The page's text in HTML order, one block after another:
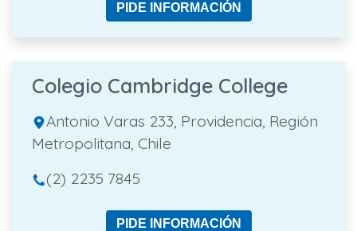
PIDE INFORMACIÓN
Colegio Cambridge College
Antonio Varas 233, Providencia, Región
Metropolitana, Chile
(2) 2235 7845
PIDE INFORMACIÓN